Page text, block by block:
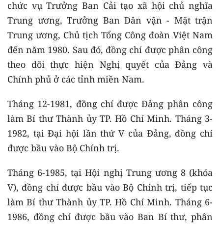
chức vụ Trưởng Ban Cải tạo xã hội chủ nghĩa
Trung ương, Trưởng Ban Dân vận - Mặt trận
Trung ương, Chủ tịch Tổng Công đoàn Việt Nam
đến năm 1980. Sau đó, đồng chí được phân công
theo dõi thực hiện Nghị quyết của Đảng và
Chính phủ ở các tỉnh miền Nam.
Tháng 12-1981, đồng chí được Đảng phân công
làm Bí thư Thành ủy TP. Hồ Chí Minh. Tháng 3-
1982, tại Đại hội lần thứ V của Đảng, đồng chí
được bầu vào Bộ Chính trị.
Tháng 6-1985, tại Hội nghị Trung ương 8 (khóa
V), đồng chí được bầu vào Bộ Chính trị, tiếp tục
làm Bí thư Thành ủy TP. Hồ Chí Minh. Tháng 6-
1986, đồng chí được bầu vào Ban Bí thư, phân